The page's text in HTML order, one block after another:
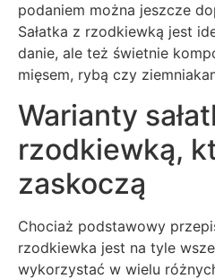
podaniem można jeszcze
Sałatka z rzodkiewką jest
danie, ale też świetnie
mięsem, rybą czy
Warianty
rzodkiewką,
zaskoczą
Chociaż podstawowy
rzodkiewka jest na tyle
wykorzystać w wielu